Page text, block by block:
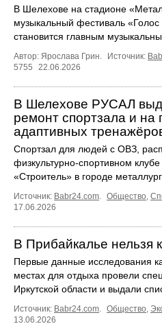
В Шелехове на стадионе
музыкальный фестиваль
становится главным
Автор: Ярослава Грин. Источник:
5755
22.06.2026
В Шелехове РУСАЛ
ремонт спортзала и на
адаптивных
Спортзал для людей с ОВЗ,
физкультурно‑спортивном
«Строитель» в городе
Источник: Babr24.com. Общество,
17.06.2026
В Прибайкалье нельзя
Первые данные исследования
местах для отдыха провели
Иркутской области и выдали
Источник: Babr24.com. Общество,
13.06.2026